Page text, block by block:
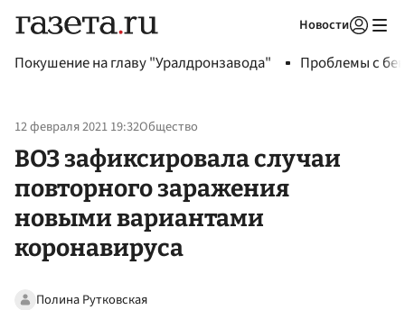
Новости
Покушение на главу "Уралдронзавода" Проблемы с
12 февраля 2021 19:32Общество
ВОЗ зафиксировала случаи
повторного заражения
новыми вариантами
коронавируса
Полина Рутковская